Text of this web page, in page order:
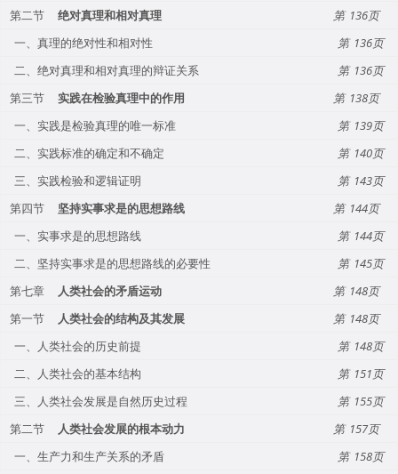
第二节
绝对真理和相对真理
136
一、真理的绝对性和相对性
136
二、绝对真理和相对真理的辩证关系
136
第三节
实践在检验真理中的作用
138
一、实践是检验真理的唯一标准
139
二、实践标准的确定和不确定
140
三、实践检验和逻辑证明
143
第四节
坚持实事求是的思想路线
144
一、实事求是的思想路线
144
二、坚持实事求是的思想路线的必要性
145
第七章
人类社会的矛盾运动
148
第一节
人类社会的结构及其发展
148
一、人类社会的历史前提
148
二、人类社会的基本结构
151
三、人类社会发展是自然历史过程
155
第二节
人类社会发展的根本动力
157
一、生产力和生产关系的矛盾
158